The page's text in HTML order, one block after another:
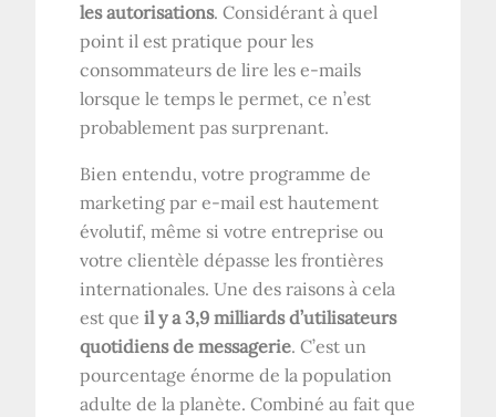
les autorisations. Considérant à quel
point il est pratique pour les
consommateurs de lire les e-mails
lorsque le temps le permet, ce n’est
probablement pas surprenant.
Bien entendu, votre programme de
marketing par e-mail est hautement
évolutif, même si votre entreprise ou
votre clientèle dépasse les frontières
internationales. Une des raisons à cela
est queil y a 3,9 milliards d’utilisateurs
quotidiens de messagerie. C’est un
pourcentage énorme de la population
adulte de la planète. Combiné au fait que